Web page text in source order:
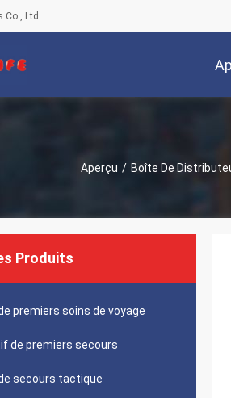
Co., Ltd.
Aperçu / Boîte De
Produits
premiers soins de voyage
de premiers secours
secours tactique